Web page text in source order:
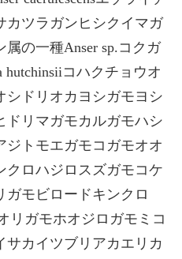
カツラガンヒシクイマガ
の一種Anser sp.コクガ
hutchinsiiコハクチョウオ
シドリオカヨシガモヨシ
ドリマガモカルガモハシ
ジトモエガモコガモオオ
クロハジロスズガモコケ
ガモビロードキンクロ
リガモホオジロガモミコ
サカイツブリアカエリカ